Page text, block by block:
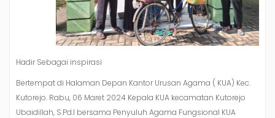
Hadir Sebagai inspirasi
Bertempat di Halaman Depan Kantor Urusan Agama ( KUA) Kec.
Kutorejo. Rabu, 06 Maret 2024 Kepala KUA kecamatan Kutorejo
Ubaidillah, S.Pd.I bersama Penyuluh Agama Fungsional KUA